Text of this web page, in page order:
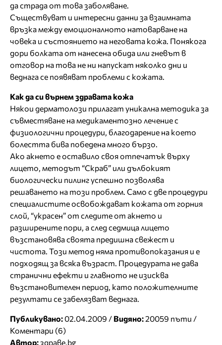
да страда от това заболяване.
Съществуват и интересни данни за взаимната
връзка между емоционалното натоварване на
човека и състоянието на неговата кожа. Понякога
дори болката от нанесена обида или гневът в
отговор на това не ни напускат няколко дни и
веднага се появяват проблеми с кожата.
Как да си върнем здравата кожа
Някои дерматолози прилагат уникална методика за
съвместяване на медикаментозно лечение с
физиологични процедури, благодарение на което
болестта бива победена много бързо.
Ако акнето е оставило своя отпечатък върху
лицето, методът “Скраб” или дълбокият
биологически пилинг успешно позволява
решаването на този проблем. Само с две процедури
специалистите освобождават кожата от горния
слой, “украсен” от следите от акнето и
разширените пори, а след седмица лицето
възстановява своята предишна свежест и
чистота. Този метод няма противопоказания и е
подходящ за всяка възраст. Процедурата не дава
странични ефекти и главното не изисква
възстановителен период, като положителните
резултати се забелязват веднага.
Публикувано: 02.04.2009 / Видяно:20059 пъти /
Коментари (6)
Автор:здраве.bg